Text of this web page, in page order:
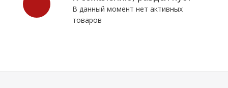
В данный момент нет активных
товаров